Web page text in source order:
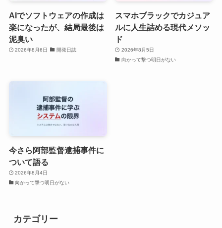
AIでソフトウェアの作成は
楽になったが、結局最後は
泥臭い
2026年8月6日 開発日誌
スマホブラックでカジュア
ルに人生詰める現代メソッ
ド
2026年8月5日
向かって撃つ明日がない
今さら阿部監督逮捕事件に
ついて語る
2026年8月4日
向かって撃つ明日がない
カテゴリー